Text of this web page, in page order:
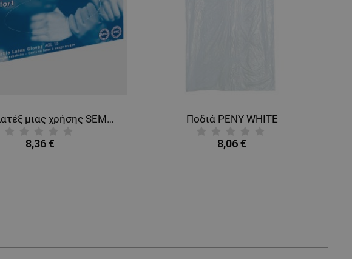
Γάντια λατέξ μιας χρήσης SEMPERGUARD LATEX IC
8,36 €
Ποδιά PENY WHITE
8,06 €